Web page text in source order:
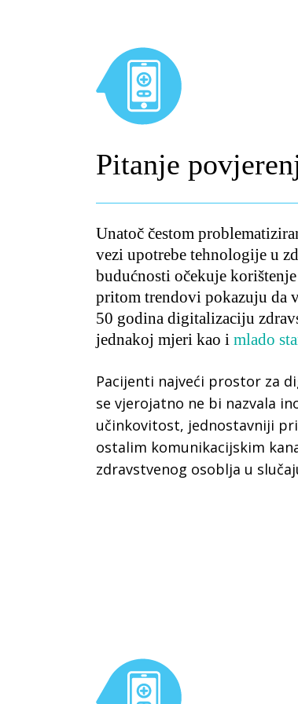
Pitanje
Unatoč čestom
vezi upotrebe tehnologije u
budućnosti očekuje
pritom trendovi pokazuju da
50 godina digitalizaciju
jednakoj mjeri kao i mlado
Pacijenti najveći prostor za
se vjerojatno ne bi nazvala
učinkovitost, jednostavniji
ostalim komunikacijskim
zdravstvenog osoblja u